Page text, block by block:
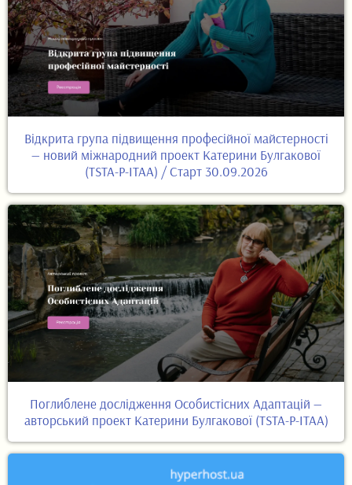
Відкрита група підвищення професійної майстерності
— новий міжнародний проект Катерини Булгакової
(TSTA-P-ITAA) / Старт 30.09.2026
Поглиблене дослідження Особистісних Адаптацій —
авторський проект Катерини Булгакової (TSTA-P-ITAA)